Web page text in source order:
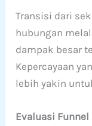
Transisi dari
hubungan
dampak besar
Kepercayaan
lebih yakin
Evaluasi